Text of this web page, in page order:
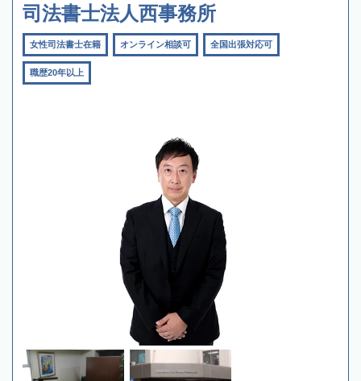
司法書士法人西事務所
女性司法書士在籍 オンライン相談可 全国出張対応可
職歴20年以上